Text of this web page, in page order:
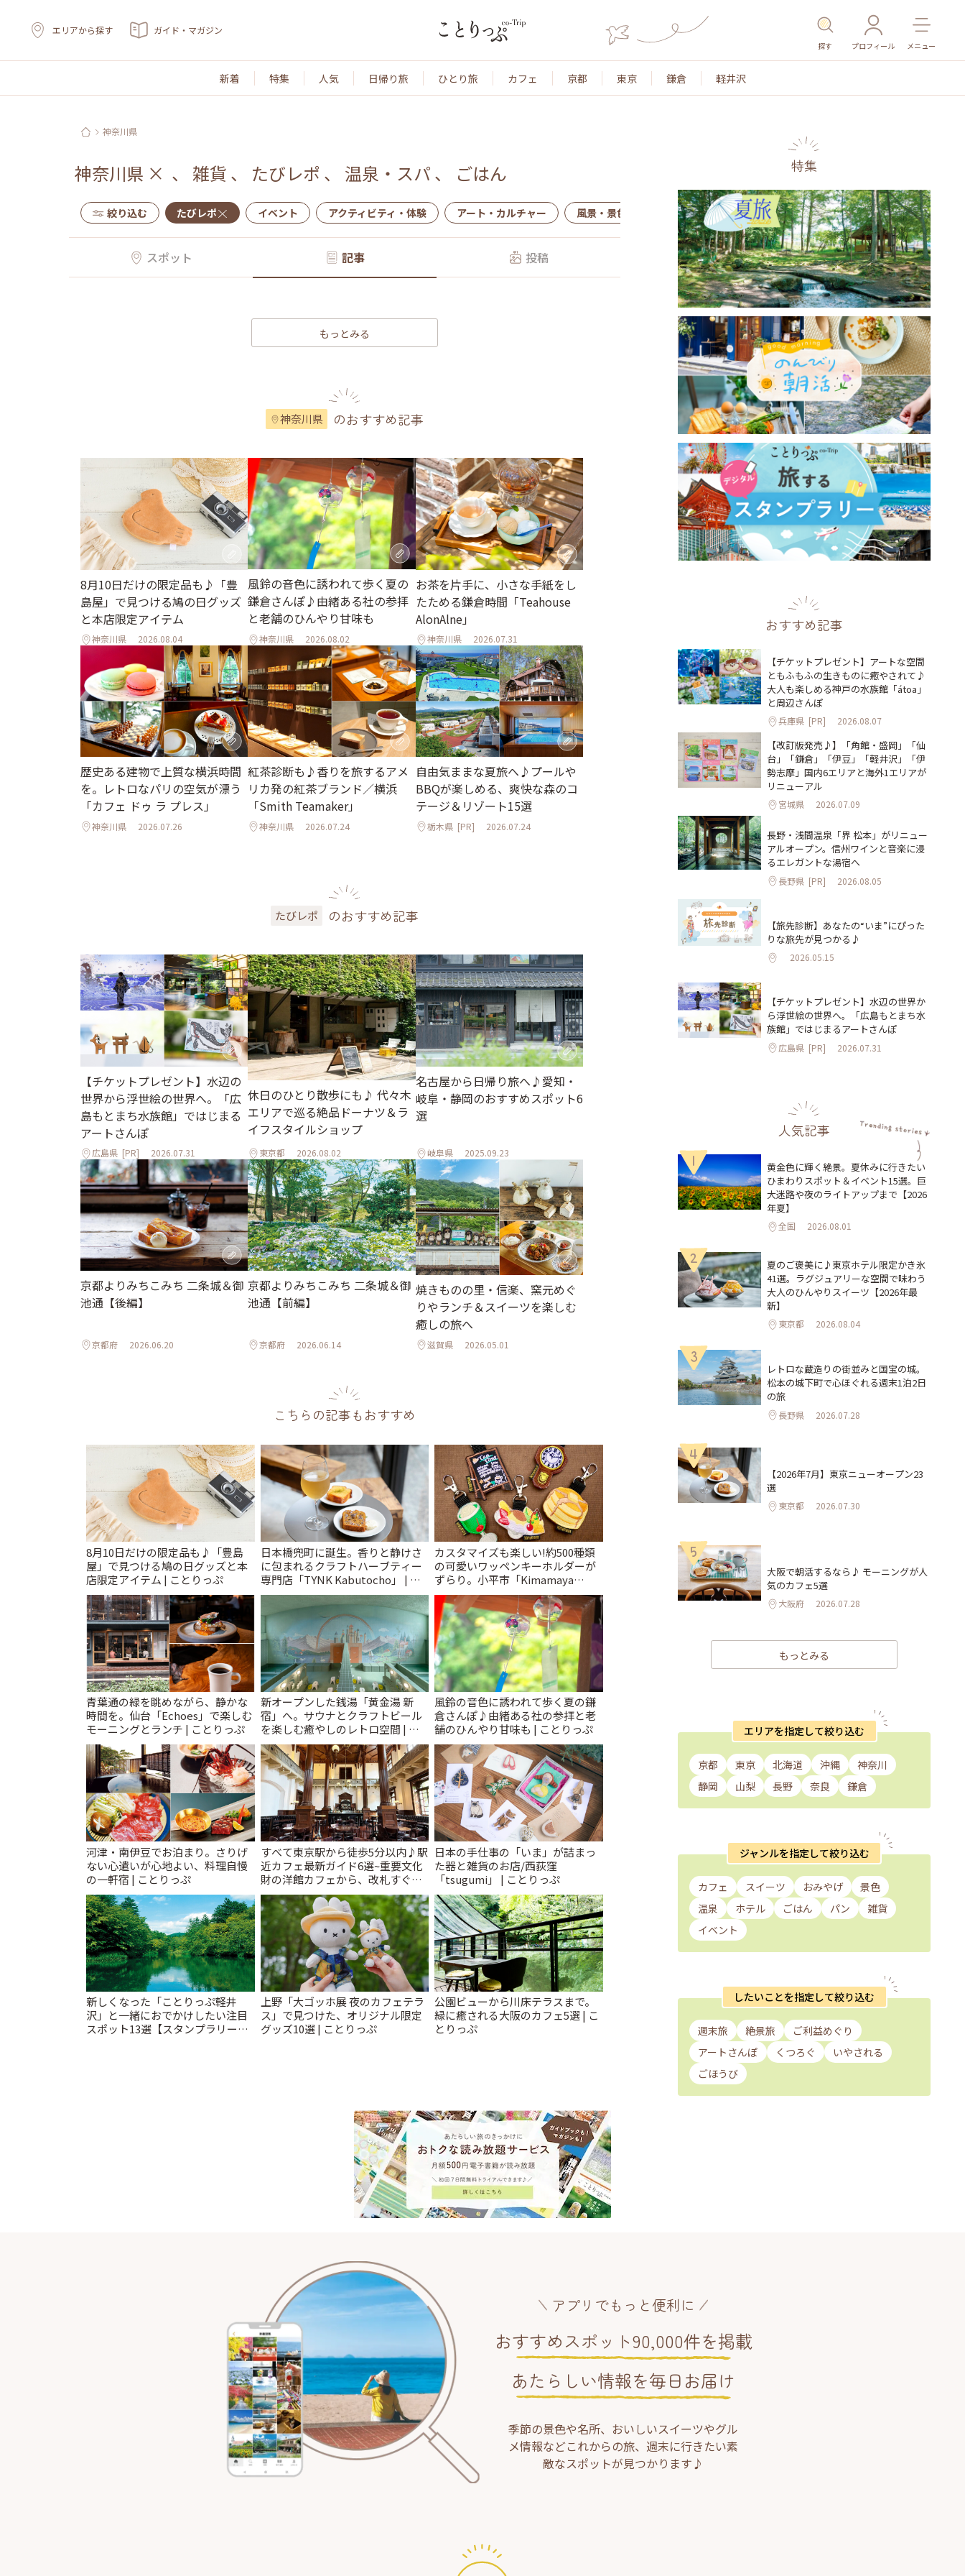
エリアから探す ガイド・マガジン
探す プロフィール メニュー
新着 特集 人気 日帰り旅 ひとり旅 カフェ 京都 東京 鎌倉 軽井沢
神奈川県
神奈川県 × 、 雑貨 、 たびレポ 、 温泉・スパ 、 ごはん
絞り込む たびレポ イベント アクティビティ・体験 アート・カルチャー 風景・景色 名所・旧跡 温泉・スパ その他施設 ごはん
スポット 記事 投稿
もっとみる
神奈川県 のおすすめ記事
8月10日だけの限定品も♪「豊
島屋」で見つける鳩の日グッズ
と本店限定アイテム
神奈川県 2026.08.04
風鈴の音色に誘われて歩く夏の
鎌倉さんぽ♪由緒ある社の参拝
と老舗のひんやり甘味も
神奈川県 2026.08.02
お茶を片手に、小さな手紙をし
たためる鎌倉時間「Teahouse
AlonAlne」
神奈川県 2026.07.31
歴史ある建物で上質な横浜時間
を。レトロなパリの空気が漂う
「カフェ ドゥ ラ プレス」
神奈川県 2026.07.26
紅茶診断も♪香りを旅するアメ
リカ発の紅茶ブランド／横浜
「Smith Teamaker」
神奈川県 2026.07.24
自由気ままな夏旅へ♪プールや
BBQが楽しめる、爽快な森のコ
テージ＆リゾート15選
栃木県[PR] 2026.07.24
たびレポ のおすすめ記事
【チケットプレゼント】水辺の
世界から浮世絵の世界へ。「広
島もとまち水族館」ではじまる
アートさんぽ
広島県 [PR] 2026.07.31
休日のひとり散歩にも♪ 代々木
エリアで巡る絶品ドーナツ＆ラ
イフスタイルショップ
東京都 2026.08.02
名古屋から日帰り旅へ♪愛知・
岐阜・静岡のおすすめスポット6
選
岐阜県 2025.09.23
京都よりみちこみち 二条城＆御
池通【後編】
京都府 2026.06.20
京都よりみちこみち 二条城＆御
池通【前編】
京都府 2026.06.14
焼きものの里・信楽、窯元めぐ
りやランチ＆スイーツを楽しむ
癒しの旅へ
滋賀県 2026.05.01
こちらの記事もおすすめ
8月10日だけの限定品も♪「豊島
屋」で見つける鳩の日グッズと本
店限定アイテム | ことりっぷ
日本橋兜町に誕生。香りと静けさ
に包まれるクラフトハーブティー
専門店「TYNK Kabutocho」 | こ
とりっぷ
カスタマイズも楽しい!約500種類
の可愛いワッペンキーホルダーが
ずらり。小平市「Kimamaya
T&K」 | ことりっぷ
青葉通の緑を眺めながら、静かな
時間を。仙台「Echoes」で楽しむ
モーニングとランチ | ことりっぷ
新オープンした銭湯「黄金湯 新
宿」へ。サウナとクラフトビール
を楽しむ癒やしのレトロ空間 | こ
とりっぷ
風鈴の音色に誘われて歩く夏の鎌
倉さんぽ♪由緒ある社の参拝と老
舗のひんやり甘味も | ことりっぷ
河津・南伊豆でお泊まり。さりげ
ない心遣いが心地よい、料理自慢
の一軒宿 | ことりっぷ
すべて東京駅から徒歩5分以内♪駅
近カフェ最新ガイド6選~重要文化
財の洋館カフェから、改札すぐの
レトロ喫茶まで~ | ことりっぷ
日本の手仕事の「いま」が詰まっ
た器と雑貨のお店/西荻窪
「tsugumi」 | ことりっぷ
新しくなった「ことりっぷ軽井
沢」と一緒におでかけしたい注目
スポット13選【スタンプラリー開
上野「大ゴッホ展 夜のカフェテラ
ス」で見つけた、オリジナル限定
グッズ10選 | ことりっぷ
公園ビューから川床テラスまで。
緑に癒される大阪のカフェ5選 | こ
とりっぷ
特集
おすすめ記事
【チケットプレゼント】アートな空間
ともふもふの生きものに癒やされて♪
大人も楽しめる神戸の水族館「átoa」
と周辺さんぽ
兵庫県 [PR] 2026.08.07
【改訂版発売♪】「角館・盛岡」「仙
台」「鎌倉」「伊豆」「軽井沢」「伊
勢志摩」国内6エリアと海外1エリアが
リニューアル
宮城県 2026.07.09
長野・浅間温泉「界 松本」がリニュー
アルオープン。信州ワインと音楽に浸
るエレガントな湯宿へ
長野県 [PR] 2026.08.05
【旅先診断】あなたの“いま”にぴった
りな旅先が見つかる♪
2026.05.15
【チケットプレゼント】水辺の世界か
ら浮世絵の世界へ。「広島もとまち水
族館」ではじまるアートさんぽ
広島県 [PR] 2026.07.31
人気記事
1
黄金色に輝く絶景。夏休みに行きたい
ひまわりスポット＆イベント15選。巨
大迷路や夜のライトアップまで【2026
年夏】
全国 2026.08.01
2
夏のご褒美に♪東京ホテル限定かき氷
41選。ラグジュアリーな空間で味わう
大人のひんやりスイーツ【2026年最
新】
東京都 2026.08.04
3
レトロな蔵造りの街並みと国宝の城。
松本の城下町で心ほぐれる週末1泊2日
の旅
長野県 2026.07.28
4
【2026年7月】東京ニューオープン23
選
東京都 2026.07.30
5
大阪で朝活するなら♪ モーニングが人
気のカフェ5選
大阪府 2026.07.28
もっとみる
エリアを指定して絞り込む
京都 東京 北海道 沖縄
神奈川
静岡
山梨 長野 奈良 鎌倉
ジャンルを指定して絞り込む
カフェ スイーツ おみやげ
景色
温泉
ホテル ごはん パン
雑貨
イベント
したいことを指定して絞り込む
週末旅 絶景旅
ご利益めぐり
アートさんぽ
くつろぐ
いやされる
ごほうび
アプリでもっと便利に
おすすめスポット90,000件を掲載
あたらしい情報を毎日お届け
季節の景色や名所、おいしいスイーツやグル
メ情報などこれからの旅、週末に行きたい素
敵なスポットが見つかります♪